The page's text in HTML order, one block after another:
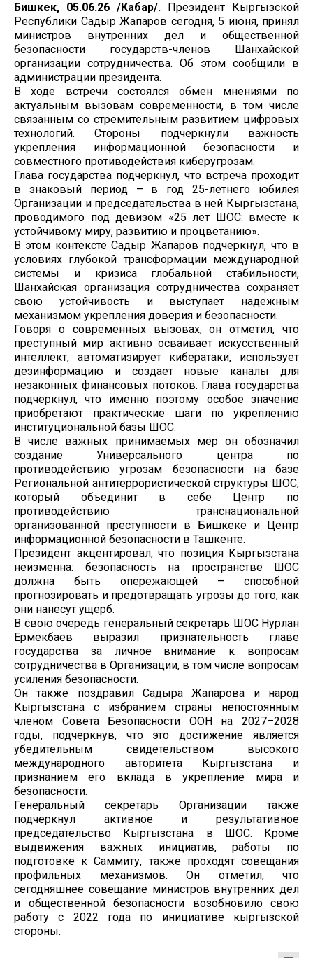
Бишкек, 05.06.26 /Кабар/.
Президент Кыргызской
Республики Садыр Жапаров сегодня, 5 июня, принял
министров внутренних дел и общественной
безопасности государств-членов Шанхайской
организации сотрудничества. Об этом сообщили в
администрации президента.
В ходе встречи состоялся обмен мнениями по
актуальным вызовам современности, в том числе
связанным со стремительным развитием цифровых
технологий. Стороны подчеркнули важность
укрепления информационной безопасности и
совместного противодействия киберугрозам.
Глава государства подчеркнул, что встреча проходит
в знаковый период – в год 25-летнего юбилея
Организации и председательства в ней Кыргызстана,
проводимого под девизом «25 лет ШОС: вместе к
устойчивому миру, развитию и процветанию».
В этом контексте Садыр Жапаров подчеркнул, что в
условиях глубокой трансформации международной
системы и кризиса глобальной стабильности,
Шанхайская организация сотрудничества сохраняет
свою устойчивость и выступает надежным
механизмом укрепления доверия и безопасности.
Говоря о современных вызовах, он отметил, что
преступный мир активно осваивает искусственный
интеллект, автоматизирует кибератаки, использует
дезинформацию и создает новые каналы для
незаконных финансовых потоков. Глава государства
подчеркнул, что именно поэтому особое значение
приобретают практические шаги по укреплению
институциональной базы ШОС.
В числе важных принимаемых мер он обозначил
создание Универсального центра по
противодействию угрозам безопасности на базе
Региональной антитеррористической структуры ШОС,
который объединит в себе Центр по
противодействию транснациональной
организованной преступности в Бишкеке и Центр
информационной безопасности в Ташкенте.
Президент акцентировал, что позиция Кыргызстана
неизменна: безопасность на пространстве ШОС
должна быть опережающей – способной
прогнозировать и предотвращать угрозы до того, как
они нанесут ущерб.
В свою очередь генеральный секретарь ШОС Нурлан
Ермекбаев выразил признательность главе
государства за личное внимание к вопросам
сотрудничества в Организации, в том числе вопросам
усиления безопасности.
Он также поздравил Садыра Жапарова и народ
Кыргызстана с избранием страны непостоянным
членом Совета Безопасности ООН на 2027–2028
годы, подчеркнув, что это достижение является
убедительным свидетельством высокого
международного авторитета Кыргызстана и
признанием его вклада в укрепление мира и
безопасности.
Генеральный секретарь Организации также
подчеркнул активное и результативное
председательство Кыргызстана в ШОС. Кроме
выдвижения важных инициатив, работы по
подготовке к Саммиту, также проходят совещания
профильных механизмов. Он отметил, что
сегодняшнее совещание министров внутренних дел
и общественной безопасности возобновило свою
работу с 2022 года по инициативе кыргызской
стороны.